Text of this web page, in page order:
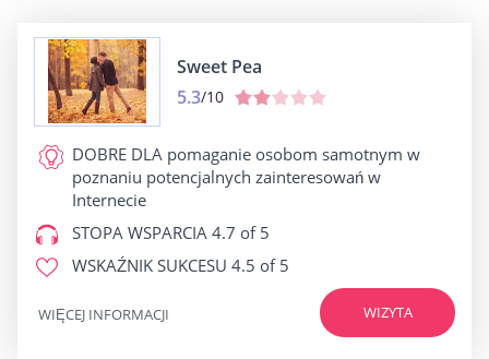
Sweet Pea
5.3/10
DOBRE DLA pomaganie osobom samotnym w
poznaniu potencjalnych zainteresowań w
Internecie
STOPA WSPARCIA 4.7 of 5
WSKAŹNIK SUKCESU 4.5 of 5
WIZYTA
WIĘCEJ INFORMACJI